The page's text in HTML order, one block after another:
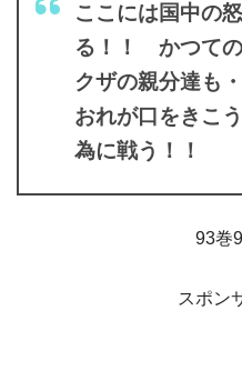
ここには国中の
る！！ かつて
クザの親分達も
おれが口をきこ
為に戦う！！
93巻
スポン